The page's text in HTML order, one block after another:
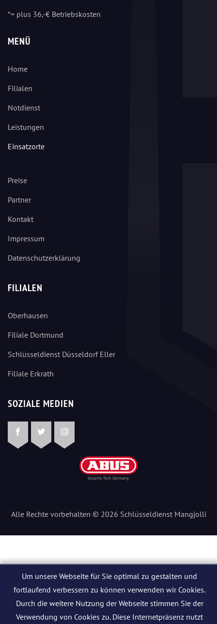
*= plus 36,-€ Betriebskosten
MENÜ
Home
Filialen
Notdienst
Leistungen
Einsatzorte
Preise
Partner
Kontakt
Impressum
Datenschutzerklärung
FILIALEN
Oberhausen
Filiale Dortmund
Schlüsseldienst Düsseldorf Eller
Filiale Erkrath
SOZIALE MEDIEN
FacebookTwitterInstagram
Alle Rechte vorbehalten © 2026 Schlüsseldienst Mangjolli
Um unsere Webseite für Sie optimal zu gestalten und
fortlaufend verbessern zu können verwenden wir Cookies.
Durch die weitere Nutzung der Webseite stimmen Sie der
Verwendung von Cookies zu. Diese Internetpräsenz nutzt